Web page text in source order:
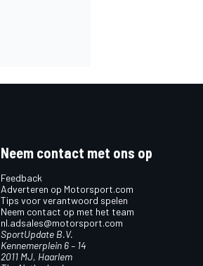
Neem contact met ons op
Feedback
Adverteren op Motorsport.com
Tips voor verantwoord spelen
Neem contact op met het team
nl.adsales@motorsport.com
SportUpdate B.V.
Kennemerplein 6 – 14
2011 MJ, Haarlem